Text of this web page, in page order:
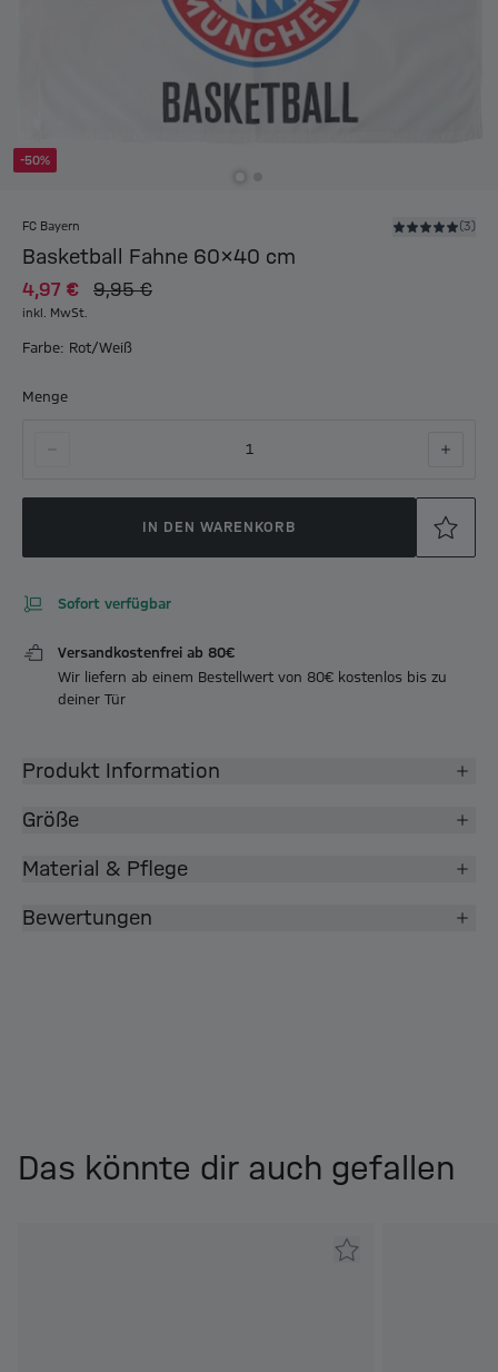
-50%
FC Bayern (3)
Basketball Fahne 60x40 cm
4,97 € 9,95 €
inkl. MwSt.
Farbe: Rot/Weiß
Menge
1
IN DEN WARENKORB
Sofort verfügbar
Versandkostenfrei ab 80€
Wir liefern ab einem Bestellwert von 80€ kostenlos bis zu
deiner Tür
Produkt Information
Größe
Material & Pflege
Bewertungen
Das könnte dir auch gefallen